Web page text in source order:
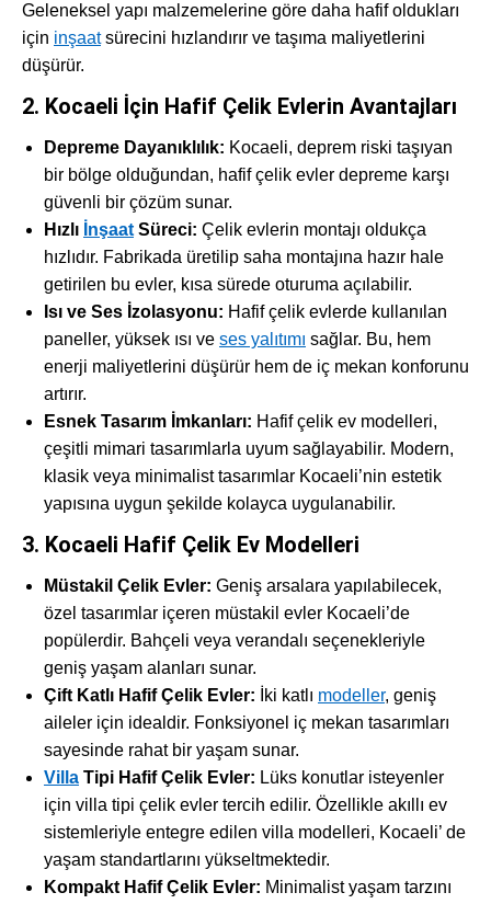
Geleneksel yapı malzemelerine göre daha hafif oldukları
için inşaatsürecini hızlandırır ve taşıma maliyetlerini
düşürür.
2. Kocaeli İçin Hafif Çelik Evlerin Avantajları
Depreme Dayanıklılık: Kocaeli, deprem riski taşıyan
bir bölge olduğundan, hafif çelik evler depreme karşı
güvenli bir çözüm sunar.
Hızlı İnşaat Süreci: Çelik evlerin montajı oldukça
hızlıdır. Fabrikada üretilip saha montajına hazır hale
getirilen bu evler, kısa sürede oturuma açılabilir.
Isı ve Ses İzolasyonu: Hafif çelik evlerde kullanılan
paneller, yüksek ısı ve ses yalıtımı sağlar. Bu, hem
enerji maliyetlerini düşürür hem de iç mekan konforunu
artırır.
Esnek Tasarım İmkanları: Hafif çelik ev modelleri,
çeşitli mimari tasarımlarla uyum sağlayabilir. Modern,
klasik veya minimalist tasarımlar Kocaeli’nin estetik
yapısına uygun şekilde kolayca uygulanabilir.
3. Kocaeli Hafif Çelik Ev Modelleri
Müstakil Çelik Evler: Geniş arsalara yapılabilecek,
özel tasarımlar içeren müstakil evler Kocaeli’de
popülerdir. Bahçeli veya verandalı seçenekleriyle
geniş yaşam alanları sunar.
Çift Katlı Hafif Çelik Evler: İki katlı modeller, geniş
aileler için idealdir. Fonksiyonel iç mekan tasarımları
sayesinde rahat bir yaşam sunar.
Villa Tipi Hafif Çelik Evler: Lüks konutlar isteyenler
için villa tipi çelik evler tercih edilir. Özellikle akıllı ev
sistemleriyle entegre edilen villa modelleri, Kocaeli’ de
yaşam standartlarını yükseltmektedir.
Kompakt Hafif Çelik Evler: Minimalist yaşam tarzını